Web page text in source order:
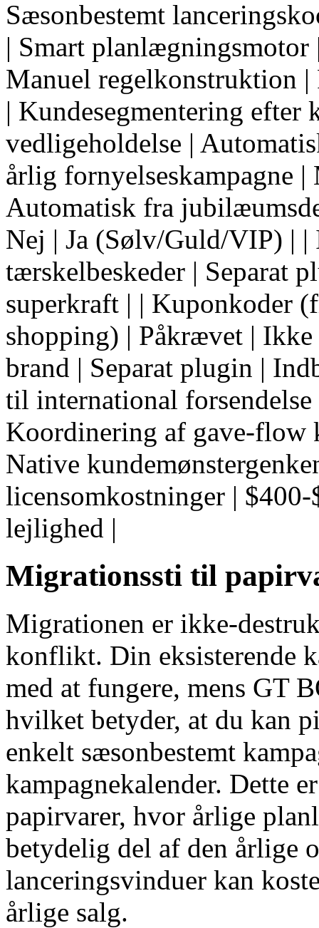
Sæsonbestemt
| Smart
Manuel regelkonstruktion |
| Kundesegmentering
vedligeholdelse |
årlig fornyelseskampagne
Automatisk fra
Nej | Ja (Sølv/Guld/VIP) | |
tærskelbeskeder | Separat
superkraft | | Kuponkoder
shopping) | Påkrævet |
brand | Separat plugin |
til international
Koordinering af gave-flow
Native
licensomkostninger |
lejlighed |
Migrationssti til
Migrationen er ikke-
konflikt. Din eksisterende
med at fungere, mens GT
hvilket betyder, at du kan
enkelt sæsonbestemt
kampagnekalender. Dette
papirvarer, hvor årlige
betydelig del af den årlige
lanceringsvinduer kan
årlige salg.